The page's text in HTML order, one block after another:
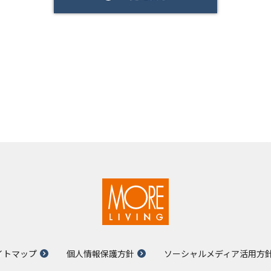
トマップ 個人情報保護方針 ソーシャルメディア活用方